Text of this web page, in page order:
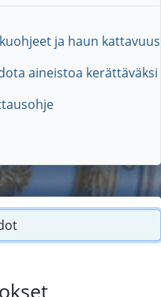
ja haun kattavuus
aineistoa kerättäväksi